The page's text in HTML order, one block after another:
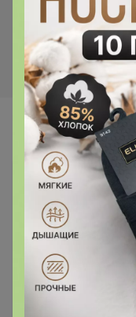
2 550р
Самые
_Настя_
На любой
качеством